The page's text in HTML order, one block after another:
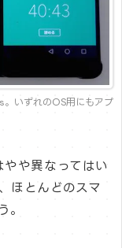
いずれのOS用にもアプ
や異なってはい
ほとんどのスマ
。